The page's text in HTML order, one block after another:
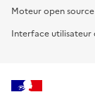
Moteur open source
Interface utilisateur